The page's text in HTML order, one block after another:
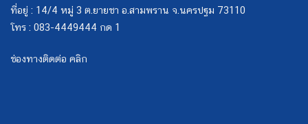
ที่อยู่ : 14/4 หมู่ 3 ต.ยายชา อ.สามพราน จ.นครปฐม 73110
โทร : 083-4449444 กด 1
ช่องทางติดต่อ คลิก